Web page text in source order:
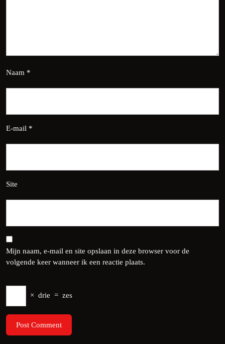
Naam *
E-mail *
Site
Mijn naam, e-mail en site opslaan in deze browser voor de
volgende keer wanneer ik een reactie plaats.
× drie = zes